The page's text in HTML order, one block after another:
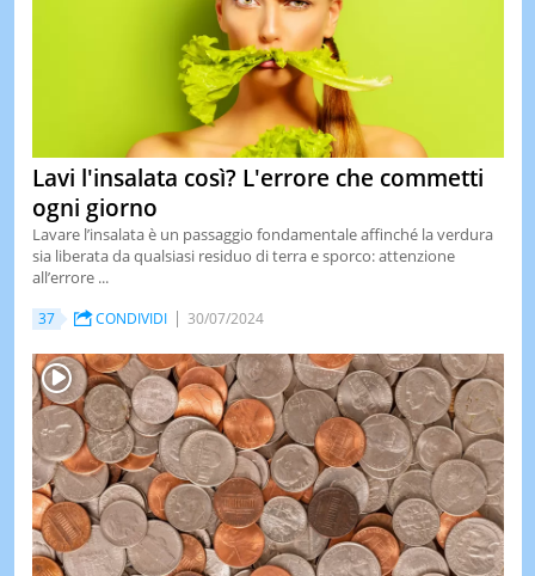
Lavi l'insalata così? L'errore che commetti
ogni giorno
Lavare l’insalata è un passaggio fondamentale affinché la verdura
sia liberata da qualsiasi residuo di terra e sporco: attenzione
all’errore ...
37 CONDIVIDI 30/07/2024